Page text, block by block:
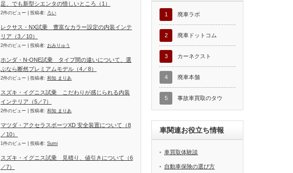
足、でも新型シエンタの惜しいところ（1）
2件のビュー 投稿者: ろい
レクサス・NX試乗 豊富なカラー設定の内装インテ
リア（3／10）
2件のビュー 投稿者: おみりゅう
ホンダ・N-ONE試乗 タイプ間の違いについて、選
ぶなら断然プレミアムモデル（4／8）
2件のビュー 投稿者: 和知 まりあ
スズキ・イグニス試乗 こだわりが感じられる内装
インテリア（5／7）
2件のビュー 投稿者: 和知 まりあ
マツダ・アクセラスポーツXD 安全装置について（8
／10）
1件のビュー 投稿者: Sumi
スズキ・イグニス試乗 見積り、値引きについて（6
／7）
1 廃車ラボ
2 廃車ドットコム
3 カーネクスト
4 廃車本舗
5 事故車買取のタウ
車関連お役立ち情報
車買取体験談
自動車保険の選び方